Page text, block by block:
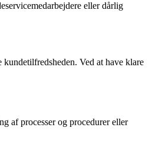
eller dårlig
Ved at have klare
af processer og procedurer eller